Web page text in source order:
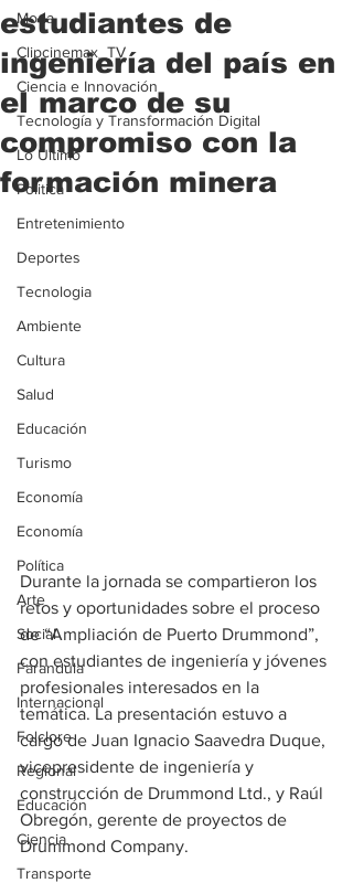
Moda
Clipcinemax_TV
Ciencia e Innovación
Tecnología y Transformación Digital
Lo Ultimo
Politica
Entretenimiento
Deportes
Tecnologia
Ambiente
Cultura
Salud
Educación
Turismo
Economía
Economía
Política
Arte
Social
Farandula
Internacional
Folclore
Regional
Educación
Ciencia
Transporte
estudiantes de
ingeniería del país en
el marco de su
compromiso con la
formación minera
Durante la jornada se compartieron los
retos y oportunidades sobre el proceso
de “Ampliación de Puerto Drummond”,
con estudiantes de ingeniería y jóvenes
profesionales interesados en la
temática. La presentación estuvo a
cargo de Juan Ignacio Saavedra Duque,
vicepresidente de ingeniería y
construcción de Drummond Ltd., y Raúl
Obregón, gerente de proyectos de
Drummond Company.